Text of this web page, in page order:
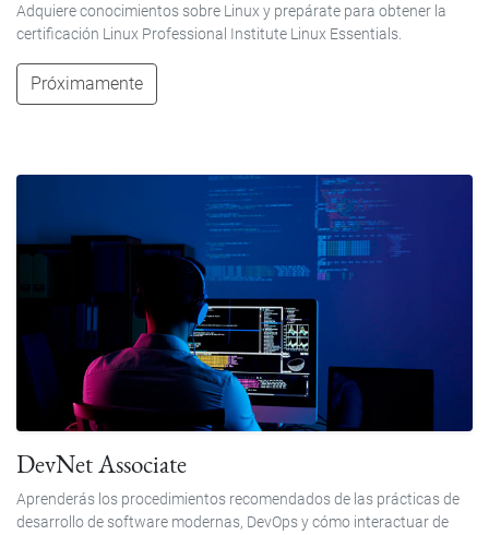
Adquiere conocimientos sobre Linux y prepárate para obtener la
certificación Linux Professional Institute Linux Essentials.
Próximamente
DevNet Associate
Aprenderás los procedimientos recomendados de las prácticas de
desarrollo de software modernas, DevOps y cómo interactuar de